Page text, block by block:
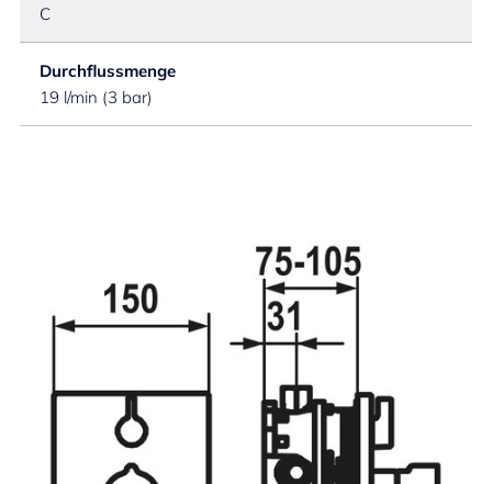
C
Durchflussmenge
19 l/min (3 bar)